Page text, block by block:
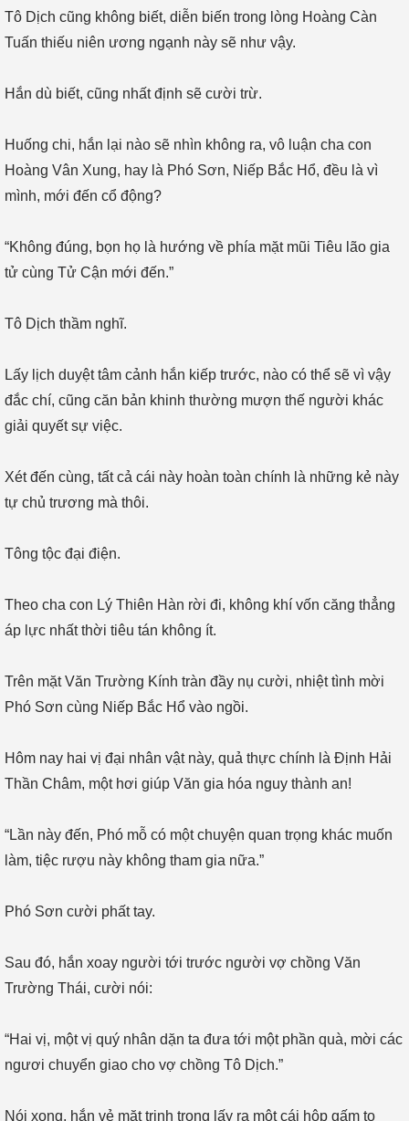
Tô Dịch cũng không biết, diễn biến trong lòng Hoàng Càn
Tuấn thiếu niên ương ngạnh này sẽ như vậy.
Hắn dù biết, cũng nhất định sẽ cười trừ.
Huống chi, hắn lại nào sẽ nhìn không ra, vô luận cha con
Hoàng Vân Xung, hay là Phó Sơn, Niếp Bắc Hổ, đều là vì
mình, mới đến cổ động?
“Không đúng, bọn họ là hướng về phía mặt mũi Tiêu lão gia
tử cùng Tử Cận mới đến.”
Tô Dịch thầm nghĩ.
Lấy lịch duyệt tâm cảnh hắn kiếp trước, nào có thể sẽ vì vậy
đắc chí, cũng căn bản khinh thường mượn thế người khác
giải quyết sự việc.
Xét đến cùng, tất cả cái này hoàn toàn chính là những kẻ này
tự chủ trương mà thôi.
Tông tộc đại điện.
Theo cha con Lý Thiên Hàn rời đi, không khí vốn căng thẳng
áp lực nhất thời tiêu tán không ít.
Trên mặt Văn Trường Kính tràn đầy nụ cười, nhiệt tình mời
Phó Sơn cùng Niếp Bắc Hổ vào ngồi.
Hôm nay hai vị đại nhân vật này, quả thực chính là Định Hải
Thần Châm, một hơi giúp Văn gia hóa nguy thành an!
“Lần này đến, Phó mỗ có một chuyện quan trọng khác muốn
làm, tiệc rượu này không tham gia nữa.”
Phó Sơn cười phất tay.
Sau đó, hắn xoay người tới trước người vợ chồng Văn
Trường Thái, cười nói:
“Hai vị, một vị quý nhân dặn ta đưa tới một phần quà, mời các
ngươi chuyển giao cho vợ chồng Tô Dịch.”
Nói xong, hắn vẻ mặt trịnh trọng lấy ra một cái hộp gấm to